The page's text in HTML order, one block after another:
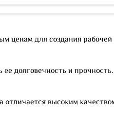
ценам для создания
долговечность и
высоким